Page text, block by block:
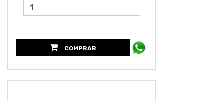
COMPRAR